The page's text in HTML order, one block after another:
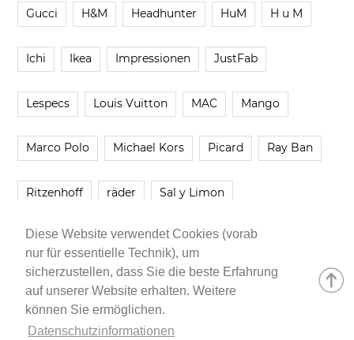
Diese Website verwendet Cookies (vorab
nur für essentielle Technik), um
sicherzustellen, dass Sie die beste Erfahrung
auf unserer Website erhalten. Weitere
können Sie ermöglichen.
Datenschutzinformationen
Gucci H&M Headhunter HuM H u M
Ichi Ikea Impressionen JustFab
Lespecs Louis Vuitton MAC Mango
Marco Polo Michael Kors Picard Ray Ban
Ritzenhoff räder Sal y Limon
Smartbuyglasses smash! Steve Madden
Younique Zara